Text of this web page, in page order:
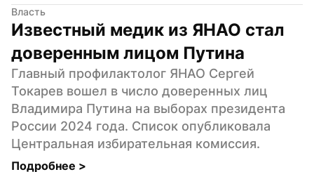
Власть
Известный медик из ЯНАО стал
доверенным лицом Путина
Главный профилактолог ЯНАО Сергей
Токарев вошел в число доверенных лиц
Владимира Путина на выборах президента
России 2024 года. Список опубликовала
Центральная избирательная комиссия.
Подробнее >